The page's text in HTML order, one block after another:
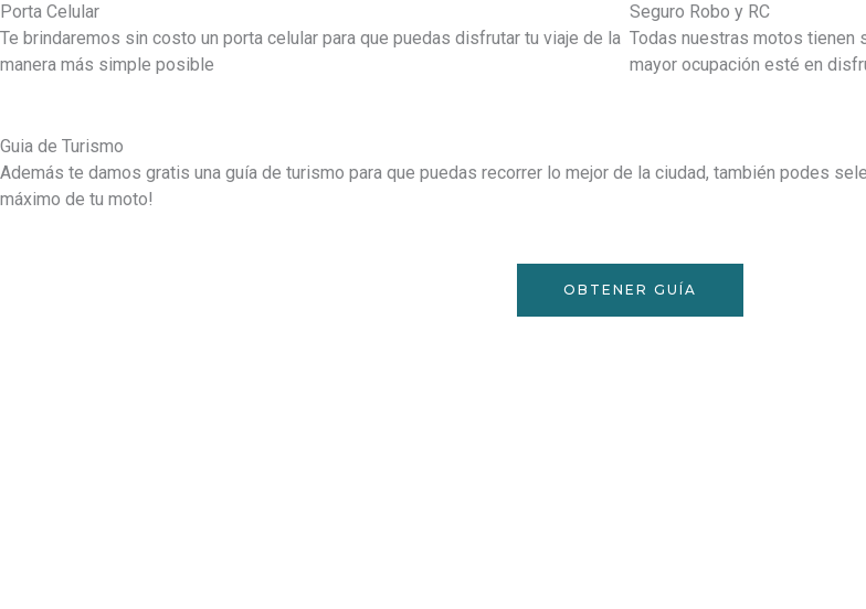
Porta Celular
Te brindaremos sin costo un porta celular para que puedas disfrutar tu viaje de la
manera más simple posible
Seguro Robo y RC
Todas nuestras motos tienen
mayor ocupación esté en
Guia de Turismo
Además te damos gratis una guía de turismo para que puedas recorrer lo mejor de la ciudad, también podes
máximo de tu moto!
OBTENER GUÍA